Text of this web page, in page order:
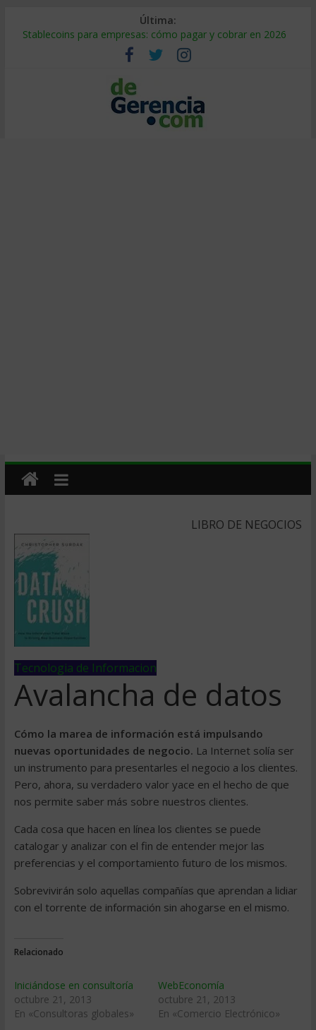
Última:
Stablecoins para empresas: cómo pagar y cobrar en 2026
Despido silencioso: qué es y por qué sale tan caro
IA en selección de personal: cómo auditarla a tiempo
Trabajo forzoso en la cadena de suministro: qué hacer
Mercado hispano de EE. UU.: cómo segmentarlo y venderle
LIBRO DE NEGOCIOS
Tecnologia de Informacion
Avalancha de datos
Cómo la marea de información está impulsando
nuevas oportunidades de negocio. La Internet solía ser
un instrumento para presentarles el negocio a los clientes.
Pero, ahora, su verdadero valor yace en el hecho de que
nos permite saber más sobre nuestros clientes.
Cada cosa que hacen en línea los clientes se puede
catalogar y analizar con el fin de entender mejor las
preferencias y el comportamiento futuro de los mismos.
Sobrevivirán solo aquellas compañías que aprendan a lidiar
con el torrente de información sin ahogarse en el mismo.
Relacionado
Iniciándose en consultoría
octubre 21, 2013
En «Consultoras globales»
WebEconomía
octubre 21, 2013
En «Comercio Electrónico»